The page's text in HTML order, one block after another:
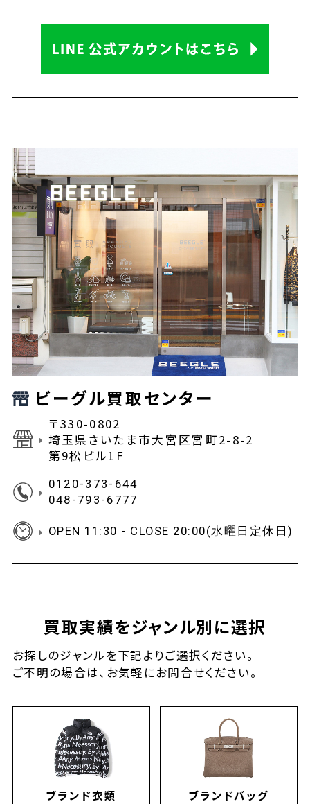
ビーグル買取センター
〒330-0802
埼玉県さいたま市大宮区宮町2-8-2
第9松ビル1F
0120-373-644
048-793-6777
OPEN 11:30 - CLOSE 20:00(水曜日定休日)
買取実績をジャンル別に選択
お探しのジャンルを下記よりご選択ください。
ご不明の場合は、お気軽にお問合せください。
ブランド衣類 ブランドバッグ